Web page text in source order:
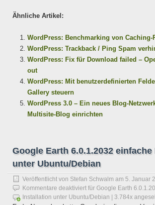
Ähnliche Artikel:
WordPress: Benchmarking von
WordPress: Trackback / Ping Spam
WordPress: Fix für Download failed –
out
WordPress: Mit benutzerdefinierten
Gallery steuern
WordPress 3.0 – Ein neues Blog-
Multisite-Blog einrichten
Google Earth 6.0.1.2032
unter Ubuntu/Debian
Veröffentlicht von Stefan Schwalm am 5. Januar
Kommentare deaktiviert für Google Earth
Installation unter Ubuntu/Debian | 3.784x